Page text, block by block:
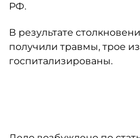
РФ.
В результате
получили травмы, трое
госпитализированы.